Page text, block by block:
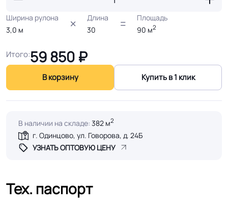
Ширина рулона
3,0 м
Длина
30
Площадь
90 м2
Итого:59 850 ₽
В корзину Купить в 1 клик
В наличии на складе: 382 м2
г. Одинцово, ул. Говорова, д. 24Б
УЗНАТЬ ОПТОВУЮ ЦЕНУ
Тех. паспорт